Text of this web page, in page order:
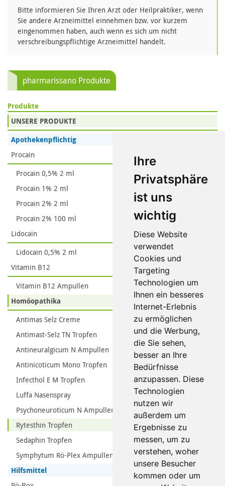
Ihre
Privatsphäre
ist uns
wichtig
Diese Website
verwendet
Cookies und
Targeting
Technologien um
Ihnen ein besseres
Internet-Erlebnis
zu ermöglichen
und die Werbung,
die Sie sehen,
besser an Ihre
Bedürfnisse
anzupassen. Diese
Technologien
nutzen wir
außerdem um
Ergebnisse zu
messen, um zu
verstehen, woher
unsere Besucher
kommen oder um
Bitte informieren Sie Ihren Arzt oder Heilpraktiker, wenn
Sie andere Arzneimittel einnehmen bzw. vor kurzem
eingenommen haben, auch wenn es sich um nicht
verschreibungspflichtige Arzneimittel handelt.
pharmarissano Produkte
Produkte
UNSERE PRODUKTE
Apothekenpflichtig
Procain
Procain 0,5% 2 ml
Procain 1% 2 ml
Procain 2% 2 ml
Procain 2% 100 ml
Lidocain
Lidocain 0,5% 2 ml
Vitamin B12
Vitamin B12 Ampullen
Homöopathika
Antimas Selz Creme
Antimast-Selz TN Tropfen
Antineuralgicum N Ampullen
Antinicoticum Mono Tropfen
Infecthol E M Tropfen
Luffa Nasenspray
Psychoneuroticum N Ampullen
Rytesthin Tropfen
Sedaphin Tropfen
Symphytum Rö-Plex Ampullen
Hilfsmittel